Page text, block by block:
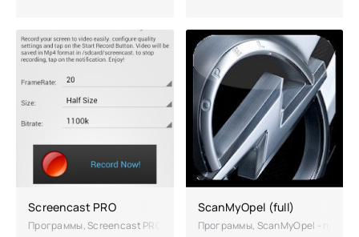
Screencast PRO
Программы, Screencast PRO – одна из многочисленных программ,
ScanMyOpel (full)
Программы, ScanMyOpel -